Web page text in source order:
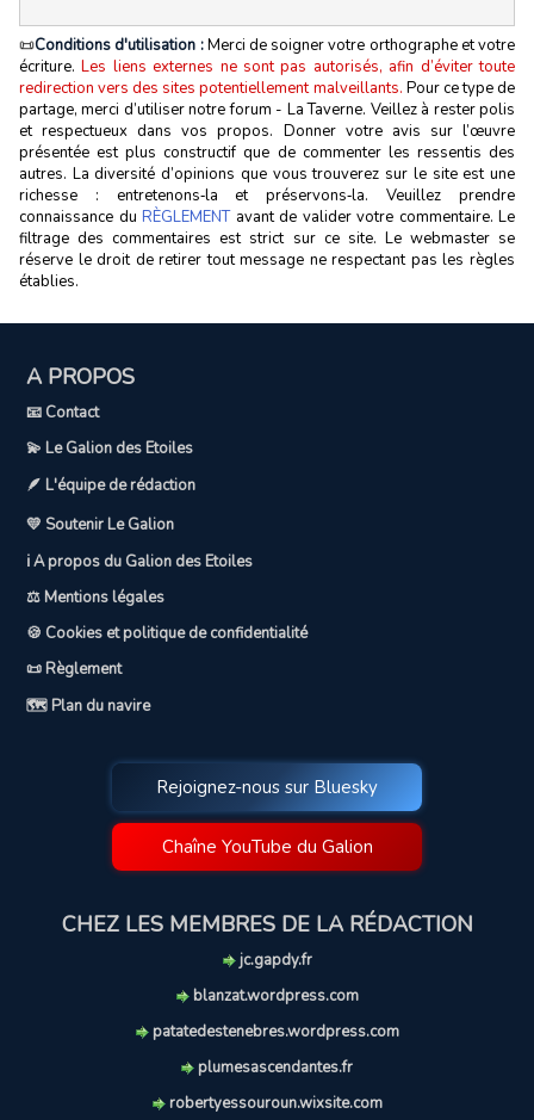
📜Conditions d'utilisation :Merci de soigner votre orthographe et votre
écriture.Les liens externes ne sont pas autorisés, afin d’éviter toute
redirection vers des sites potentiellement malveillants. Pour ce type de
partage, merci d’utiliser notre forum - La Taverne. Veillez à rester polis
et respectueux dans vos propos. Donner votre avis sur l’œuvre
présentée est plus constructif que de commenter les ressentis des
autres. La diversité d’opinions que vous trouverez sur le site est une
richesse : entretenons‑la et préservons‑la. Veuillez prendre
connaissance du RÈGLEMENTavant de valider votre commentaire. Le
filtrage des commentaires est strict sur ce site. Le webmaster se
réserve le droit de retirer tout message ne respectant pas les règles
établies.
A PROPOS
📧 Contact
💫 Le Galion des Etoiles
🪶 L'équipe de rédaction
💛 Soutenir Le Galion
ℹ️ A propos du Galion des Etoiles
⚖️ Mentions légales
🍪 Cookies et politique de confidentialité
📜 Règlement
🗺️ Plan du navire
Rejoignez-nous sur Bluesky
Chaîne YouTube du Galion
CHEZ LES MEMBRES DE LA RÉDACTION
jc.gapdy.fr
blanzat.wordpress.com
patatedestenebres.wordpress.com
plumesascendantes.fr
robertyessouroun.wixsite.com